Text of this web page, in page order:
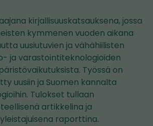
kirjallisuuskatsauksena, jossa
kymmenen vuoden aikana
uusiutuvien ja vähähiilisten
ja varastointiteknologioiden
Työssä on
uusiin ja Suomen kannalta
Tulokset tullaan
artikkelina ja
raporttina.